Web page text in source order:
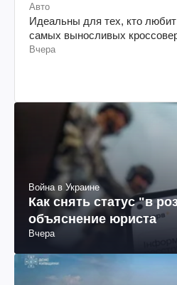
Авто
Идеальны для тех, кто
самых выносливых
Вчера
Война в Украине
Как снять статус "в
объяснение юриста
Вчера